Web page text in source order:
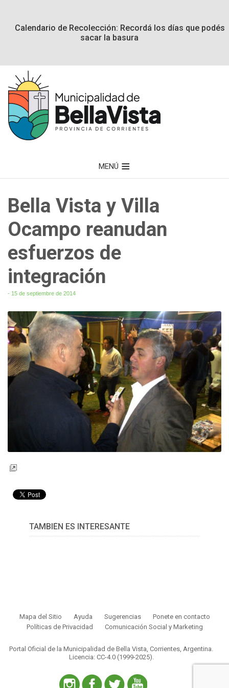
Calendario de Recolección: Recordá los días que podés
sacar la basura
MENÚ
Bella Vista y Villa
Ocampo reanudan
esfuerzos de
integración
- 15 de septiembre de 2014
TAMBIÉN ES INTERESANTE
Mapa del Sitio Ayuda Sugerencias
Ponete en contacto
Políticas de Privacidad
Comunicación Social y Marketing
Portal Oficial de la Municipalidad de Bella Vista, Corrientes, Argentina.
Licencia: CC-4.0 (1999-2025).